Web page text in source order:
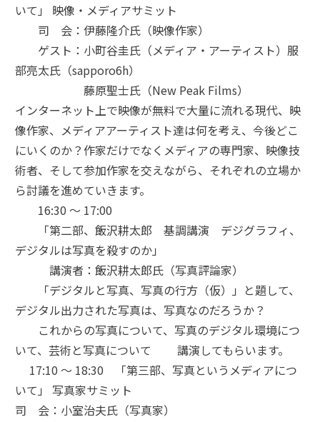
いて」 映像・メディアサミット
司 会：伊藤隆介氏（映像作家）
ゲスト：小町谷圭氏（メディア・アーティスト）服
部亮太氏（sapporo6h）
藤原聖士氏（New Peak Films）
インターネット上で映像が無料で大量に流れる現代、映
像作家、メディアアーティスト達は何を考え、今後どこ
にいくのか？作家だけでなくメディアの専門家、映像技
術者、そして参加作家を交えながら、それぞれの立場か
ら討議を進めていきます。
16:30 ～ 17:00
「第二部、飯沢耕太郎 基調講演 デジグラフィ、
デジタルは写真を殺すのか」
講演者：飯沢耕太郎氏（写真評論家）
「デジタルと写真、写真の行方（仮）」と題して、
デジタル出力された写真は、写真なのだろうか？
これからの写真について、写真のデジタル環境につ
いて、芸術と写真について 講演してもらいます。
17:10 ～ 18:30 「第三部、写真というメディアにつ
いて」 写真家サミット
司 会：小室治夫氏（写真家）